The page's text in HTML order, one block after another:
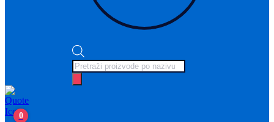
Products
search
0